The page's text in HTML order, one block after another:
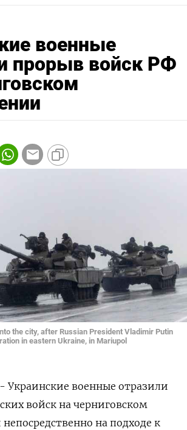
военные
прорыв войск РФ
the city, after Russian President Vladimir Putin
in eastern Ukraine, in Mariupol
Украинские военные отразили
войск на черниговском
на подходе к